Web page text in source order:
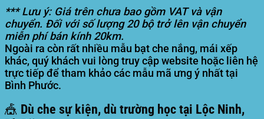
*** Lưu ý: Giá trên chưa bao gồm VAT và vận
chuyển. Đối với số lượng 20 bộ trở lên vận chuyển
miễn phí bán kính 20km.
Ngoài ra còn rất nhiều mẫu bạt che nắng, mái xếp
khác, quý khách vui lòng truy cập website hoặc liên hệ
trực tiếp để tham khảo các mẫu mã ưng ý nhất tại
Bình Phước.
🎪 Dù che sự kiện, dù trường học tại Lộc Ninh,